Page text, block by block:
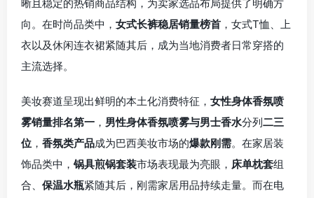
晰且稳定的热销商品结构，为卖家选品布局提供了明确方
向。在时尚品类中， 女式长裤稳居销量榜首 ，女式T恤、上
衣以及休闲连衣裙紧随其后，成为当地消费者日常穿搭的
主流选择。
美妆赛道呈现出鲜明的本土化消费特征， 女性身体香氛喷
雾销量排名第一 ， 男性身体香氛喷雾与男士香水分列二三
位 ， 香氛类产品成为巴西美妆市场的爆款刚需。在家居装
饰品类中， 锅具煎锅套装市场表现最为亮眼， 床单枕套组
合、 保温水瓶紧随其后，刚需家居用品持续走量。而在电